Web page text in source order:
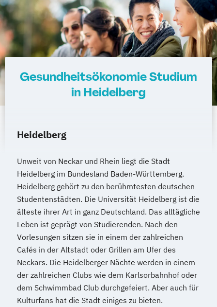
Integrated Engineering - Projekt
Engineering
Integrated Engineering - Service
Engineering
Maschinenbau - Allgemeiner Maschinenbau
Maschinenbau - Konstruktion und
Gebäudeausrüstung
Maschinenbau - Versorgungs- und
Energiemanagement
Mechatronik - Allgemeine Mechatronik
Mechatronik - Elektromobilität
Mechatronik - Energiewirtschaft
Mechatronik - Fahrzeugsystemtechnik und
Elektromobilität
Medien - Digitale Medien Medizintechnik
Rechnungswesen Steuern
Wirtschaftsrecht - Accounting & Controlling
Gesundheitsökonomie Studium
in Heidelberg
Heidelberg
Unweit von Neckar und Rhein liegt die Stadt
Heidelberg im Bundesland Baden-Württemberg.
Heidelberg gehört zu den berühmtesten deutschen
Studentenstädten. Die Universität Heidelberg ist die
älteste ihrer Art in ganz Deutschland. Das alltägliche
Leben ist geprägt von Studierenden. Nach den
Vorlesungen sitzen sie in einem der zahlreichen
Cafés in der Altstadt oder Grillen am Ufer des
Neckars. Die Heidelberger Nächte werden in einem
der zahlreichen Clubs wie dem Karlsorbahnhof oder
dem Schwimmbad Club durchgefeiert. Aber auch für
Kulturfans hat die Stadt einiges zu bieten.